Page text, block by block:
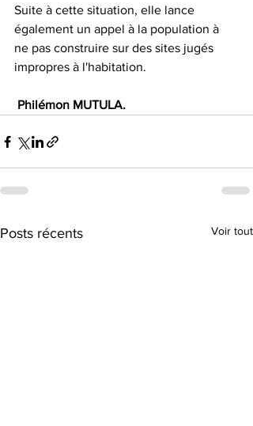
Suite à cette situation, elle lance
également un appel à la population à
ne pas construire sur des sites jugés
impropres à l'habitation.
Philémon MUTULA.
Posts récents Voir tout